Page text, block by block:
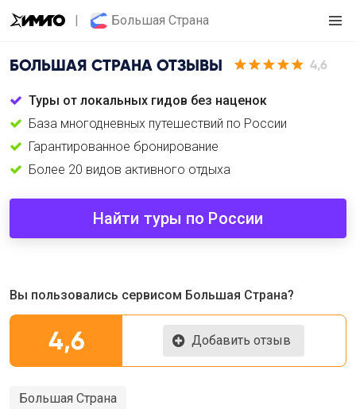
Большая Страна
БОЛЬШАЯ СТРАНА ОТЗЫВЫ 4,6
Туры от локальных гидов без наценок
База многодневных путешествий по России
Гарантированное бронирование
Более 20 видов активного отдыха
Найти туры по России
Вы пользовались сервисом Большая Страна?
4,6 Добавить отзыв
Большая Страна